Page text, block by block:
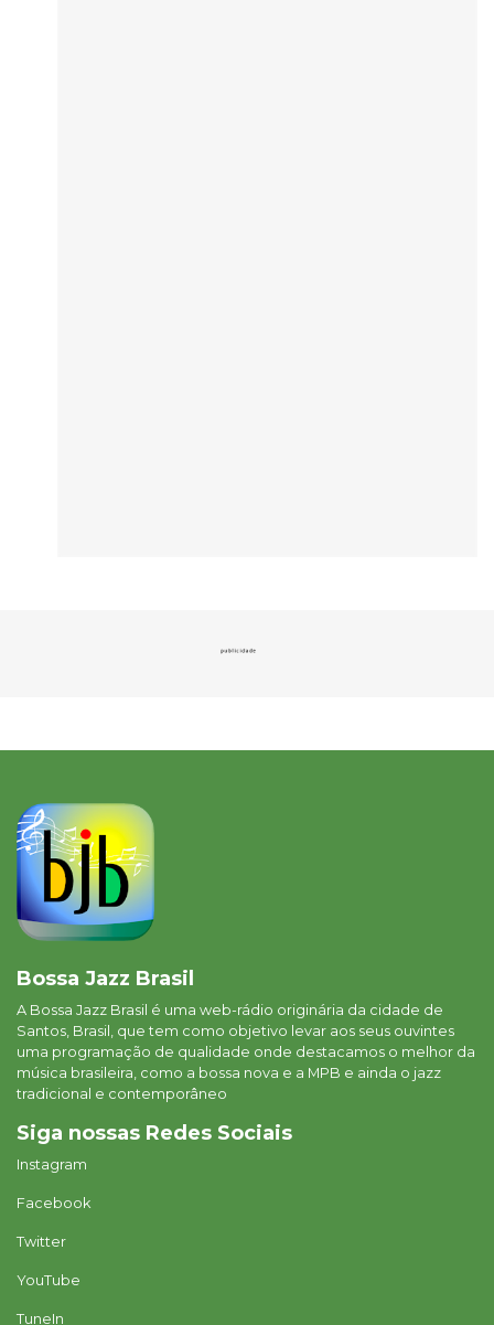
Bossa Jazz Brasil
A Bossa Jazz Brasil é uma web-rádio originária da cidade de
Santos, Brasil, que tem como objetivo levar aos seus ouvintes
uma programação de qualidade onde destacamos o melhor da
música brasileira, como a bossa nova e a MPB e ainda o jazz
tradicional e contemporâneo
Siga nossas Redes Sociais
Instagram
Facebook
Twitter
YouTube
TuneIn